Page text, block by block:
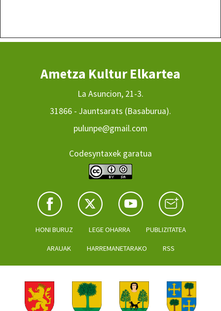
Ametza Kultur Elkartea
La Asuncion, 21-3.
31866 - Jauntsarats (Basaburua).
pulunpe@gmail.com
Codesyntaxek garatua
HONI BURUZ LEGE OHARRA PUBLIZITATEA
ARAUAK HARREMANETARAKO RSS